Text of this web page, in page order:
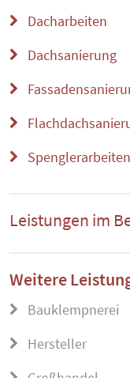
Dacharbeiten
Dachsanierung
Spenglerarbeiten
Leistungen im
Weitere
Bauklempnerei
Hersteller